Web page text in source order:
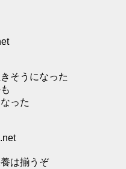
そうになった
った
は揃うぞ